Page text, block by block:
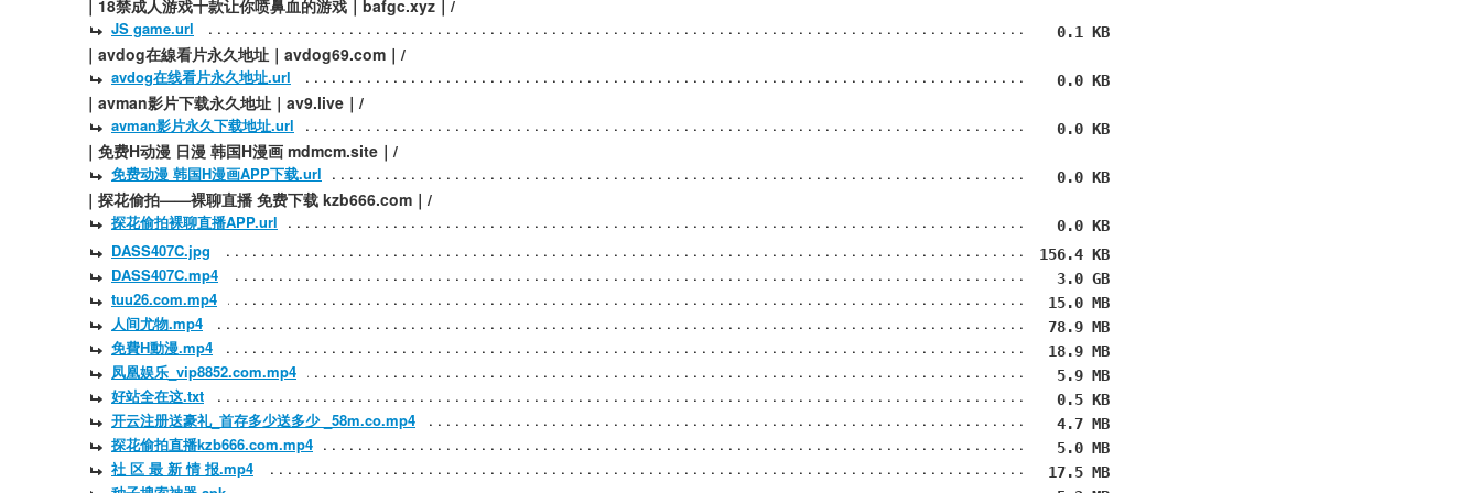
｜18禁成人游戏十款让你喷鼻血的游戏｜bafgc.xyz｜/
JS game.url 0.1 KB
｜avdog在線看片永久地址｜avdog69.com｜/
avdog在线看片永久地址.url 0.0 KB
｜avman影片下载永久地址｜av9.live｜/
avman影片永久下载地址.url 0.0 KB
｜免费H动漫 日漫 韩国H漫画 mdmcm.site｜/
免费动漫 韩国H漫画APP下载.url 0.0 KB
｜探花偷拍——裸聊直播 免费下载 kzb666.com｜/
探花偷拍裸聊直播APP.url 0.0 KB
DASS407C.jpg 156.4 KB
DASS407C.mp4 3.0 GB
tuu26.com.mp4 15.0 MB
人间尤物.mp4 78.9 MB
免費H動漫.mp4 18.9 MB
凤凰娱乐_vip8852.com.mp4 5.9 MB
好站全在这.txt 0.5 KB
开云注册送豪礼_首存多少送多少 _58m.co.mp4 4.7 MB
探花偷拍直播kzb666.com.mp4 5.0 MB
社 区 最 新 情 报.mp4 17.5 MB